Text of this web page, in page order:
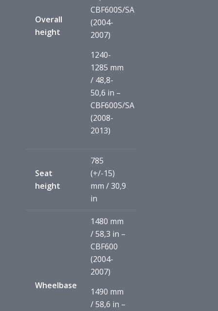
Overall
height
CBF600S/SA
(2004-
2007)
1240-
1285 mm
/ 48,8-
50,6 in –
CBF600S/SA
(2008-
2013)
Seat
height
785
(+/-15)
mm / 30,9
in
Wheelbase
1480 mm
/ 58,3 in –
CBF600
(2004-
2007)
1490 mm
/ 58,6 in –